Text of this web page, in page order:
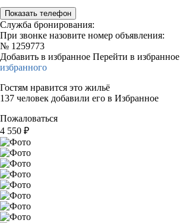
Показать телефон
Служба бронирования:
При звонке назовите номер объявления:
№ 1259773
Добавить в избранное Перейти в избранное
избранного
Гостям нравится это жильё
137 человек добавили его в Избранное
Пожаловаться
4 550 ₽